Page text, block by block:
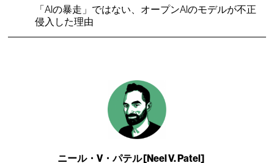
「AIの暴走」ではない、オープンAIのモデルが不正
侵入した理由
ニール・V・パテル [Neel V. Patel]